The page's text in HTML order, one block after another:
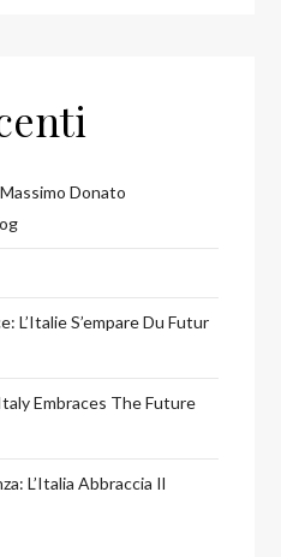
Donato
L’Italie S’empare Du Futur
Embraces The Future
L’Italia Abbraccia Il